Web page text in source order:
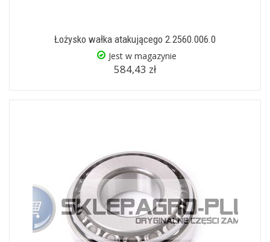
Łożysko wałka atakującego 2.2560.006.0
Jest w magazynie
584,43 zł